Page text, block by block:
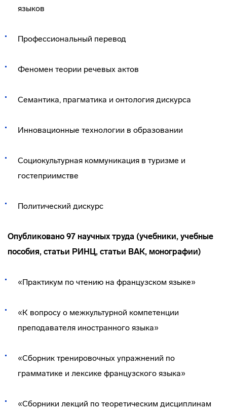
языков
Профессиональный перевод
Феномен теории речевых актов
Семантика, прагматика и онтология дискурса
Инновационные технологии в образовании
Социокультурная коммуникация в туризме и
гостеприимстве
Политический дискурс
Опубликовано 97 научных труда (учебники, учебные
пособия, статьи РИНЦ, статьи ВАК, монографии)
«Практикум по чтению на французском языке»
«К вопросу о межкультурной компетенции
преподавателя иностранного языка»
«Сборник тренировочных упражнений по
грамматике и лексике французского языка»
«Сборники лекций по теоретическим дисциплинам